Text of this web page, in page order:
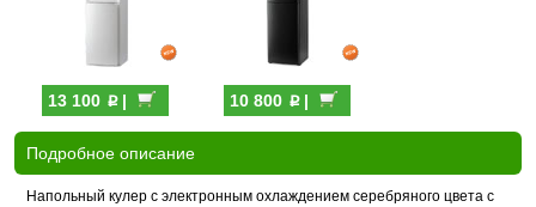
13 100 p| 10 800 p|
Подробное описание
Напольный кулер с электронным охлаждением серебряного цвета с